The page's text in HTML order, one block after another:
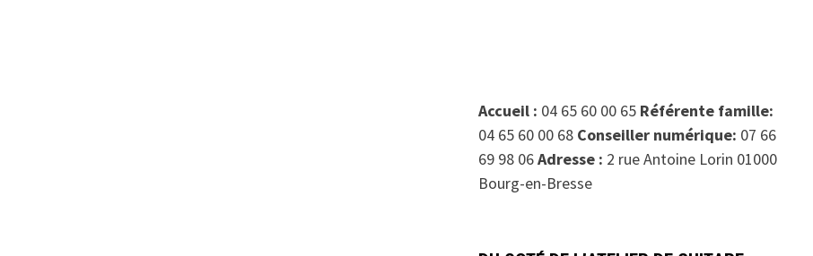
Accueil : 04 65 60 00 65 Référente famille:
04 65 60 00 68 Conseiller numérique: 07 66
69 98 06Adresse : 2 rue Antoine Lorin 01000
Bourg-en-Bresse